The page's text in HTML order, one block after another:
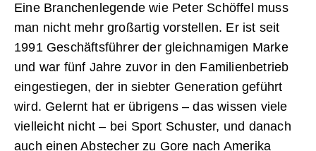
Eine Branchenlegende wie Peter Schöffel muss
man nicht mehr großartig vorstellen. Er ist seit
1991 Geschäftsführer der gleichnamigen Marke
und war fünf Jahre zuvor in den Familienbetrieb
eingestiegen, der in siebter Generation geführt
wird. Gelernt hat er übrigens – das wissen viele
vielleicht nicht – bei Sport Schuster, und danach
auch einen Abstecher zu Gore nach Amerika